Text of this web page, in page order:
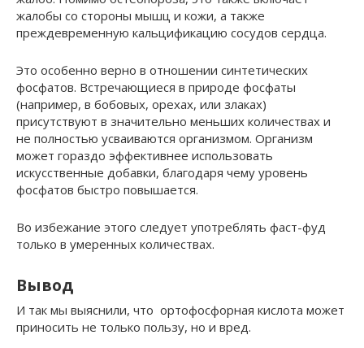
жалобы со стороны мышц и кожи, а также
преждевременную кальцификацию сосудов сердца.
Это особенно верно в отношении синтетических
фосфатов. Встречающиеся в природе фосфаты
(например, в бобовых, орехах, или злаках)
присутствуют в значительно меньших количествах и
не полностью усваиваются организмом. Организм
может гораздо эффективнее использовать
искусственные добавки, благодаря чему уровень
фосфатов быстро повышается.
Во избежание этого следует употреблять фаст-фуд
только в умеренных количествах.
Вывод
И так мы выяснили, что ортофосфорная кислота может
приносить не только пользу, но и вред.